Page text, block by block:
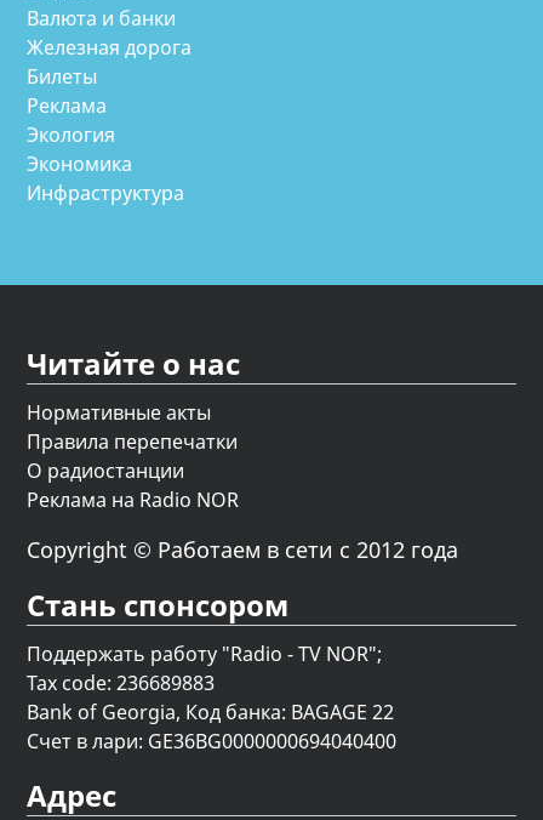
Валюта и банки
Железная дорога
Билеты
Реклама
Экология
Экономика
Инфраструктура
Читайте о нас
Нормативные акты
Правила перепечатки
О радиостанции
Реклама на Radio NOR
Copyright © Работаем в сети с 2012 года
Стань спонсором
Поддержать работу "Radio - TV NOR";
Tax code: 236689883
Bank of Georgia, Код банка: BAGAGE 22
Счет в лари: GE36BG0000000694040400
Адрес